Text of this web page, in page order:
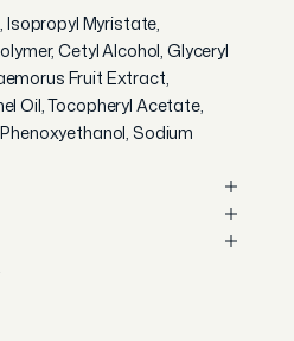
Isopropyl Myristate,
Cetyl Alcohol, Glyceryl
Fruit Extract,
Oil, Tocopheryl Acetate,
Sodium